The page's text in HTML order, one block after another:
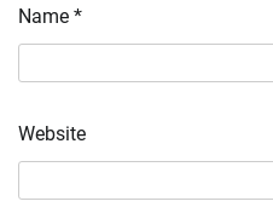
Name *
Website